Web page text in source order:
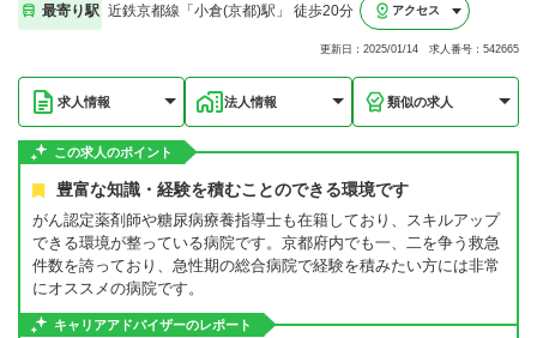
最寄り駅 近鉄京都線「小倉(京都)駅」 徒歩20分 アクセス
更新日：2025/01/14 求人番号：542665
求人情報 法人情報 類似の求人
この求人のポイント
豊富な知識・経験を積むことのできる環境です
がん認定薬剤師や糖尿病療養指導士も在籍しており、スキルアップ
できる環境が整っている病院です。京都府内でも一、二を争う救急
件数を誇っており、急性期の総合病院で経験を積みたい方には非常
にオススメの病院です。
キャリアアドバイザーのレポート